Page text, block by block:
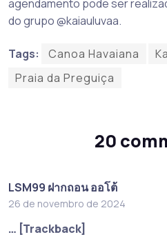
agendamento pode ser
do grupo @kaiauluvaa.
Tags: Canoa Havaiana
Praia da Preguiça
20
LSM99 ฝากถอน ออโต้
26 de novembro de 2024
… [Trackback]